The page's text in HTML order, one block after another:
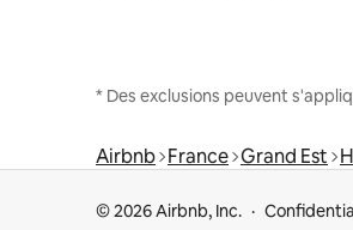
* Des exclusions peuvent
Airbnb France Grand Est
© 2026 Airbnb, Inc.